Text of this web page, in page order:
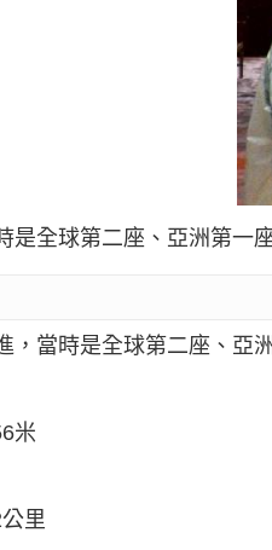
是全球第二座、亞洲第一
，當時是全球第二座、亞
米
里